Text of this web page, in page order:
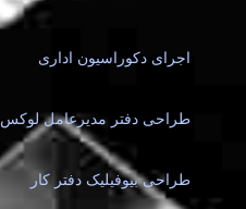
اجرای دکوراسیون اداری
طراحی دفتر مدیرعامل لوکس
طراحی بیوفیلیک دفتر کار